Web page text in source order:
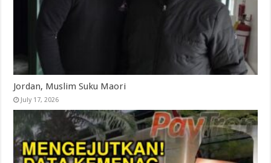
Jordan, Muslim Suku Maori
July 17, 2026